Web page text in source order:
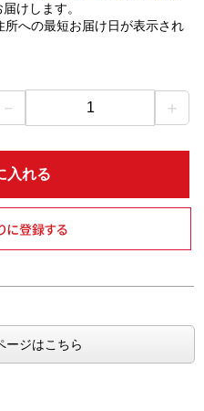
けします。
所への最短お届け日が表示され
－ 1 ＋
入れる
ージはこちら